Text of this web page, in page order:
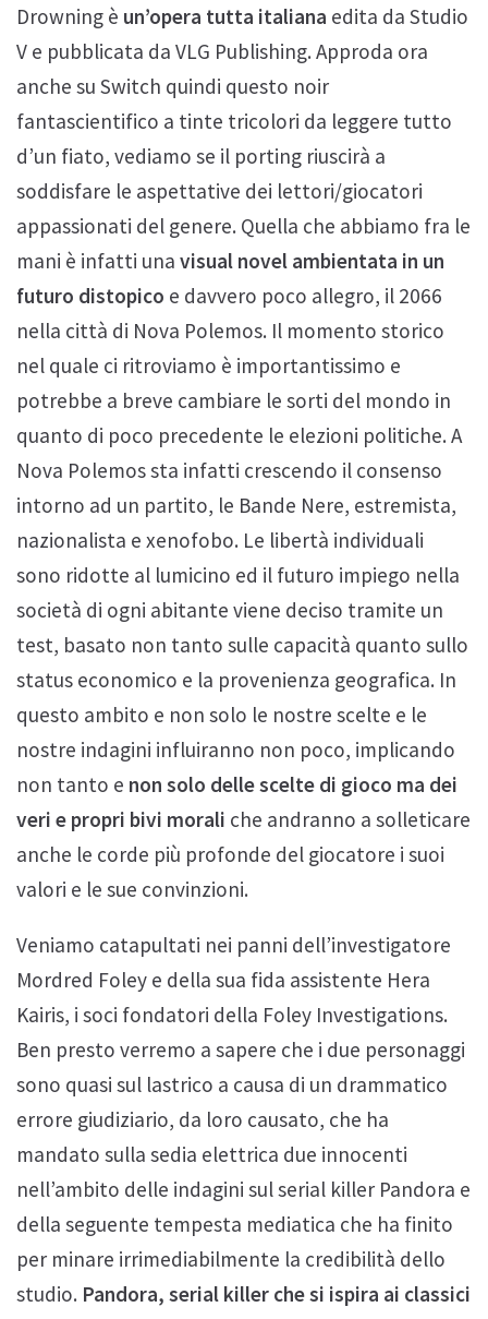
Drowning è un’opera tutta italiana edita da Studio
V e pubblicata da VLG Publishing. Approda ora
anche su Switch quindi questo noir
fantascientifico a tinte tricolori da leggere tutto
d’un fiato, vediamo se il porting riuscirà a
soddisfare le aspettative dei lettori/giocatori
appassionati del genere. Quella che abbiamo fra le
mani è infatti una visual novel ambientata in un
futuro distopico e davvero poco allegro, il 2066
nella città di Nova Polemos. Il momento storico
nel quale ci ritroviamo è importantissimo e
potrebbe a breve cambiare le sorti del mondo in
quanto di poco precedente le elezioni politiche. A
Nova Polemos sta infatti crescendo il consenso
intorno ad un partito, le Bande Nere, estremista,
nazionalista e xenofobo. Le libertà individuali
sono ridotte al lumicino ed il futuro impiego nella
società di ogni abitante viene deciso tramite un
test, basato non tanto sulle capacità quanto sullo
status economico e la provenienza geografica. In
questo ambito e non solo le nostre scelte e le
nostre indagini influiranno non poco, implicando
non tanto e non solo delle scelte di gioco ma dei
veri e propri bivi morali che andranno a solleticare
anche le corde più profonde del giocatore i suoi
valori e le sue convinzioni.
Veniamo catapultati nei panni dell’investigatore
Mordred Foley e della sua fida assistente Hera
Kairis, i soci fondatori della Foley Investigations.
Ben presto verremo a sapere che i due personaggi
sono quasi sul lastrico a causa di un drammatico
errore giudiziario, da loro causato, che ha
mandato sulla sedia elettrica due innocenti
nell’ambito delle indagini sul serial killer Pandora e
della seguente tempesta mediatica che ha finito
per minare irrimediabilmente la credibilità dello
studio. Pandora, serial killer che si ispira ai classici